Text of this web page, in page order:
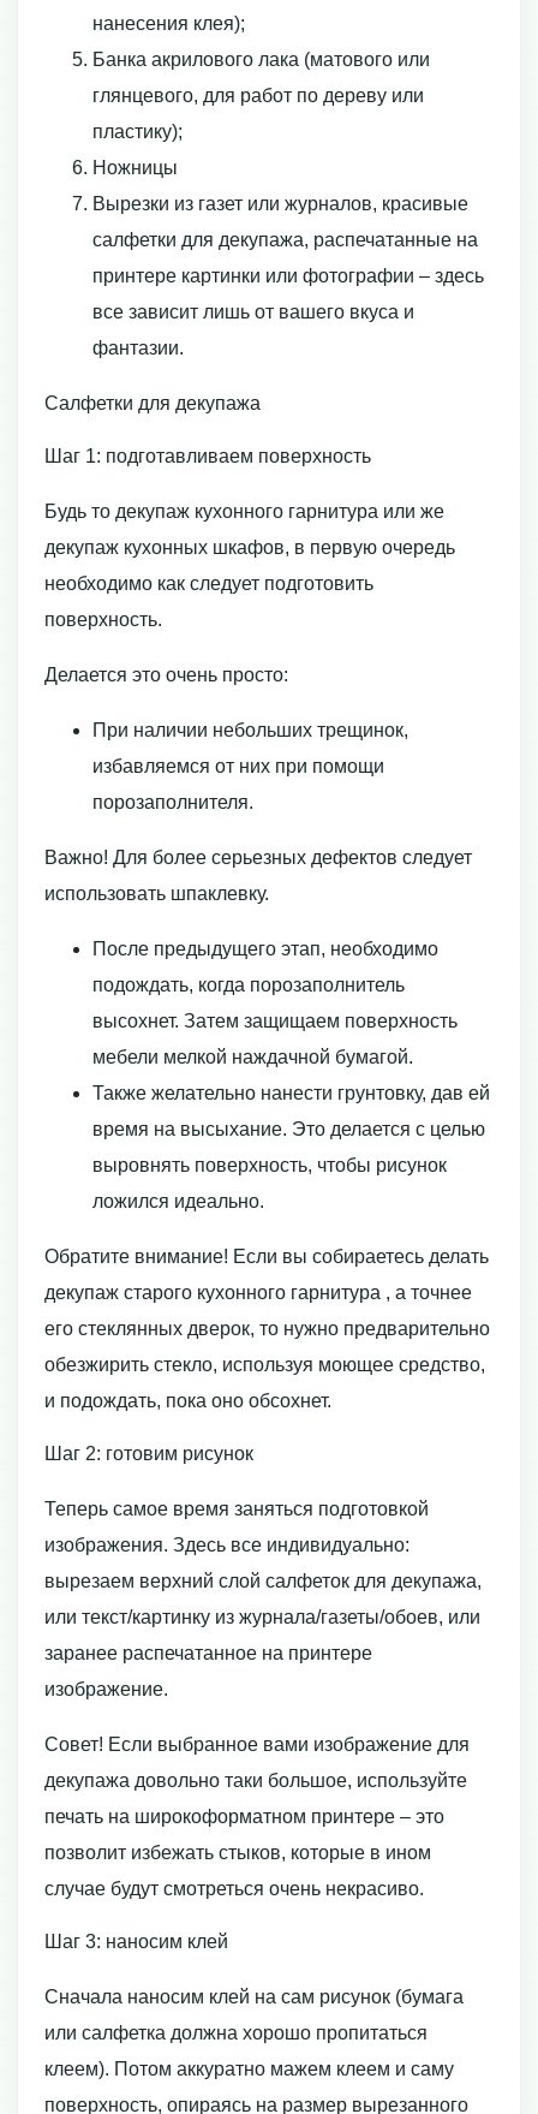
нанесения клея);
Банка акрилового лака (матового или
глянцевого, для работ по дереву или
пластику);
Ножницы
Вырезки из газет или журналов, красивые
салфетки для декупажа, распечатанные на
принтере картинки или фотографии – здесь
все зависит лишь от вашего вкуса и
фантазии.
Салфетки для декупажа
Шаг 1: подготавливаем поверхность
Будь то декупаж кухонного гарнитура или же
декупаж кухонных шкафов, в первую очередь
необходимо как следует подготовить
поверхность.
Делается это очень просто:
При наличии небольших трещинок,
избавляемся от них при помощи
порозаполнителя.
Важно! Для более серьезных дефектов следует
использовать шпаклевку.
После предыдущего этап, необходимо
подождать, когда порозаполнитель
высохнет. Затем защищаем поверхность
мебели мелкой наждачной бумагой.
Также желательно нанести грунтовку, дав ей
время на высыхание. Это делается с целью
выровнять поверхность, чтобы рисунок
ложился идеально.
Обратите внимание! Если вы собираетесь делать
декупаж старого кухонного гарнитура , а точнее
его стеклянных дверок, то нужно предварительно
обезжирить стекло, используя моющее средство,
и подождать, пока оно обсохнет.
Шаг 2: готовим рисунок
Теперь самое время заняться подготовкой
изображения. Здесь все индивидуально:
вырезаем верхний слой салфеток для декупажа,
или текст/картинку из журнала/газеты/обоев, или
заранее распечатанное на принтере
изображение.
Совет! Если выбранное вами изображение для
декупажа довольно таки большое, используйте
печать на широкоформатном принтере – это
позволит избежать стыков, которые в ином
случае будут смотреться очень некрасиво.
Шаг 3: наносим клей
Сначала наносим клей на сам рисунок (бумага
или салфетка должна хорошо пропитаться
клеем). Потом аккуратно мажем клеем и саму
поверхность, опираясь на размер вырезанного